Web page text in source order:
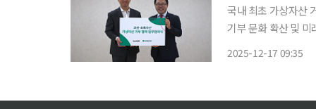
국내 최초 가상자산
기부 문화 확산 및 미
2025-12-17 09:35